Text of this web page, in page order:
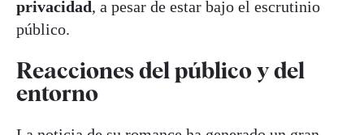
privacidad, a pesar de estar bajo el escrutinio
público.
Reacciones del público y del
entorno